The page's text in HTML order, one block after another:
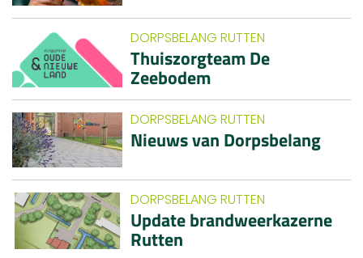
DORPSBELANG RUTTEN
Thuiszorgteam De
Zeebodem
DORPSBELANG RUTTEN
Nieuws van Dorpsbelang
DORPSBELANG RUTTEN
Update brandweerkazerne
Rutten